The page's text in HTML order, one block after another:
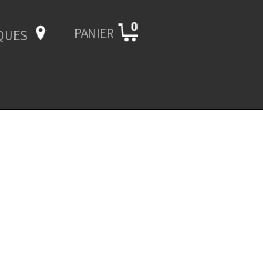
PANIER 0